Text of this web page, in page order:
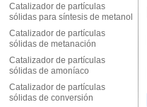
Catalizador de partículas
sólidas para síntesis de metanol
Catalizador de partículas
sólidas de metanación
Catalizador de partículas
sólidas de amoníaco
Catalizador de partículas
sólidas de conversión